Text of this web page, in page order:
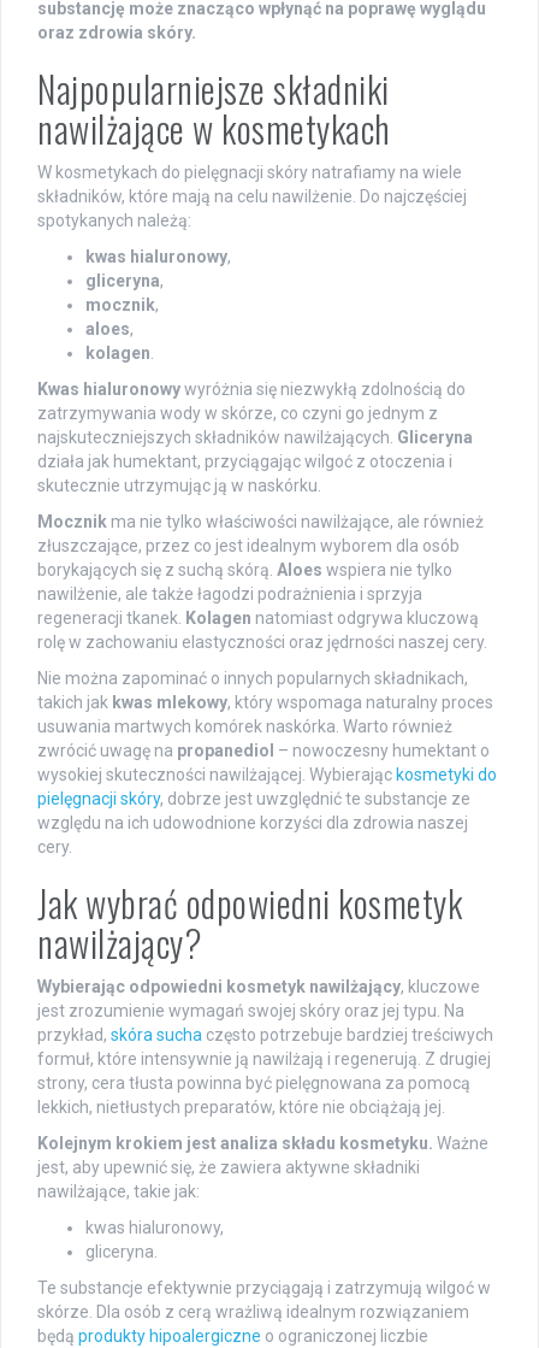
substancję może znacząco wpłynąć na poprawę wyglądu
oraz zdrowia skóry.
Najpopularniejsze składniki
nawilżające w kosmetykach
W kosmetykach do pielęgnacji skóry natrafiamy na wiele
składników, które mają na celu nawilżenie. Do najczęściej
spotykanych należą:
kwas hialuronowy,
gliceryna,
mocznik,
aloes,
kolagen.
Kwas hialuronowywyróżnia się niezwykłą zdolnością do
zatrzymywania wody w skórze, co czyni go jednym z
najskuteczniejszych składników nawilżających. Gliceryna
działa jak humektant, przyciągając wilgoć z otoczenia i
skutecznie utrzymując ją w naskórku.
Mocznik ma nie tylko właściwości nawilżające, ale również
złuszczające, przez co jest idealnym wyborem dla osób
borykających się z suchą skórą. Aloes wspiera nie tylko
nawilżenie, ale także łagodzi podrażnienia i sprzyja
regeneracji tkanek. Kolagen natomiast odgrywa kluczową
rolę w zachowaniu elastyczności oraz jędrności naszej cery.
Nie można zapominać o innych popularnych składnikach,
takich jak kwas mlekowy, który wspomaga naturalny proces
usuwania martwych komórek naskórka. Warto również
zwrócić uwagę na propanediol – nowoczesny humektant o
wysokiej skuteczności nawilżającej. Wybierając kosmetyki do
pielęgnacji skóry, dobrze jest uwzględnić te substancje ze
względu na ich udowodnione korzyści dla zdrowia naszej
cery.
Jak wybrać odpowiedni kosmetyk
nawilżający?
Wybierając odpowiedni kosmetyk nawilżający, kluczowe
jest zrozumienie wymagań swojej skóry oraz jej typu. Na
przykład, skóra sucha często potrzebuje bardziej treściwych
formuł, które intensywnie ją nawilżają i regenerują. Z drugiej
strony, cera tłusta powinna być pielęgnowana za pomocą
lekkich, nietłustych preparatów, które nie obciążają jej.
Kolejnym krokiem jest analiza składu kosmetyku. Ważne
jest, aby upewnić się, że zawiera aktywne składniki
nawilżające, takie jak:
kwas hialuronowy,
gliceryna.
Te substancje efektywnie przyciągają i zatrzymują wilgoć w
skórze. Dla osób z cerą wrażliwą idealnym rozwiązaniem
będą produkty hipoalergiczne o ograniczonej liczbie